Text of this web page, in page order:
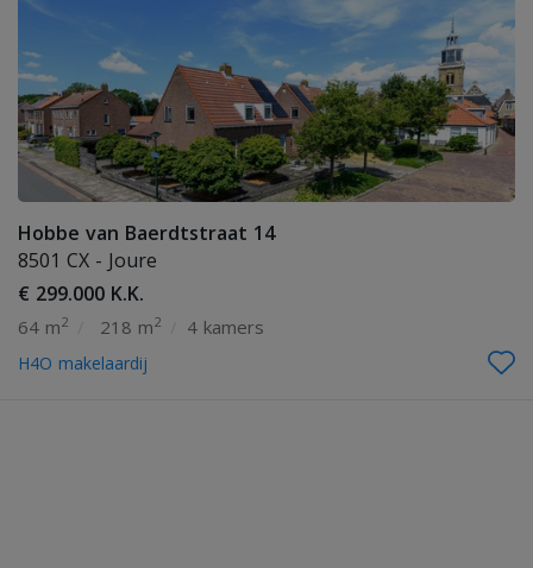
Hobbe van Baerdtstraat 14
8501 CX - Joure
€ 299.000 K.K.
64 m2 218 m2 4 kamers
H4O makelaardij